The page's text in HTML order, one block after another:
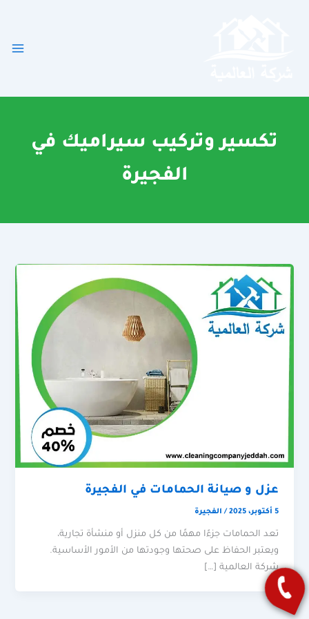
تكسير وتركيب سيراميك في
الفجيرة
عزل و صيانة الحمامات في الفجيرة
5 أكتوبر، 2025 / الفجيرة
تعد الحمامات جزءًا مهمًا من كل منزل أو منشأة تجارية،
ويعتبر الحفاظ على صحتها وجودتها من الأمور الأساسية.
شركة العالمية […]